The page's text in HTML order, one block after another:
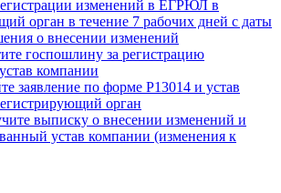
изменений в ЕГРЮЛ в
орган в течение 7 рабочих дней с даты
о внесении изменений
госпошлину за регистрацию
компании
заявление по форме Р13014 и устав
орган
выписку о внесении изменений и
устав компании (изменения к